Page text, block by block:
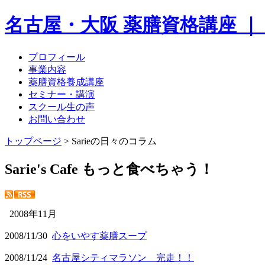
名古屋・大阪 薬膳資格講座
プロフィール
事業内容
薬膳資格養成講座
セミナー・講演
スクール生の声
お問い合わせ
トップページ > Sarieの日々のコラム
Sarie's Cafe もっと食べちゃう！
2008年11月
2008/11/30 心をいやす薬膳スープ
2008/11/24 名古屋シティマラソン 完走！！